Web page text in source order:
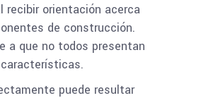
recibir orientación acerca
de construcción.
a que no todos presentan
puede resultar